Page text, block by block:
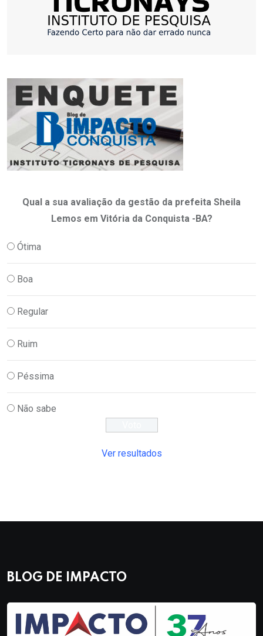
Qual a sua avaliação da gestão da prefeita Sheila
Lemos em Vitória da Conquista -BA?
Ótima
Boa
Regular
Ruim
Péssima
Não sabe
Ver resultados
BLOG DE IMPACTO